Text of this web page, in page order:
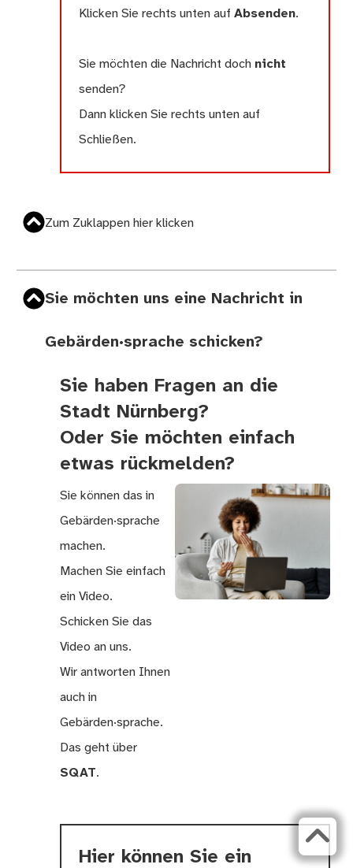
Klicken Sie rechts unten auf Absenden.
Sie möchten die Nachricht doch nicht
senden?
Dann klicken Sie rechts unten auf
Schließen.
Zum Zuklappen hier klicken
Sie möchten uns eine Nachricht in
Gebärden·sprache schicken?
Sie haben Fragen an die
Stadt Nürnberg?
Oder Sie möchten einfach
etwas rückmelden?
Sie können das in
Gebärden·sprache
machen.
Machen Sie einfach
ein Video.
Schicken Sie das
Video an uns.
Wir antworten Ihnen
auch in
Gebärden·sprache.
Das geht über
SQAT.
Hier können Sie ein